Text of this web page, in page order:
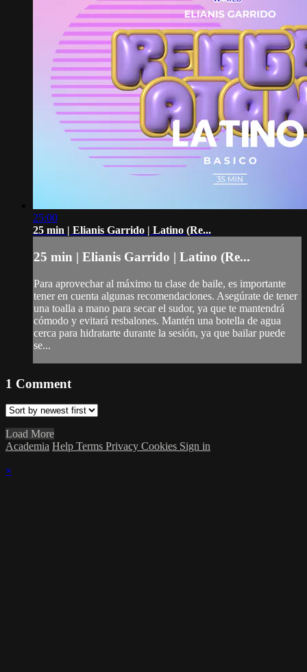
25:00
25 min | Elianis Garrido | Latino (Re...
25 min | Elianis Garrido | Latino (Re...
Para aprovechar al máximo tu clase de baile, es importante
tener en cuenta algunas recomendaciones. Asegúrate de tener
una toalla a mano para secar el sudor, ya que te mantendrá
cómodo y evitará resbalones. Mantén una botella de agua
cerca para hidratarte durante la sesión, ya que bailar puede
se...
1 Comment
Load More
Academia Help Terms Privacy Cookies Sign in
×